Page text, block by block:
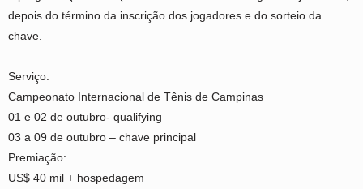
depois do término da inscrição dos jogadores e do sorteio da
chave.
Serviço:
Campeonato Internacional de Tênis de Campinas
01 e 02 de outubro- qualifying
03 a 09 de outubro – chave principal
Premiação:
US$ 40 mil + hospedagem